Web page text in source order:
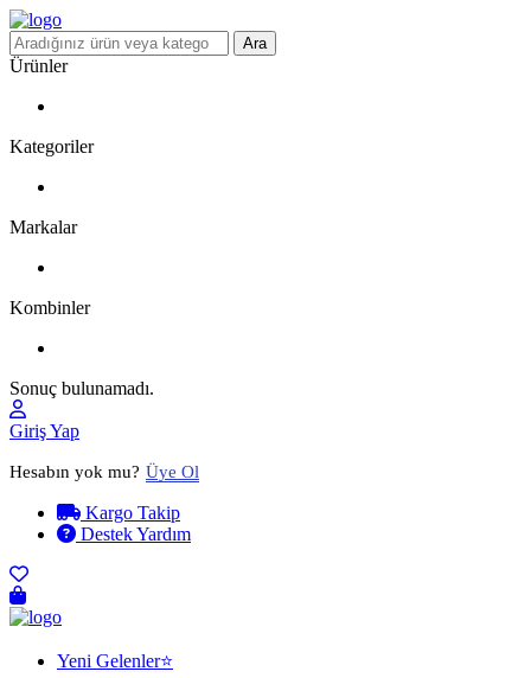
Ara
Ürünler
Kategoriler
Markalar
Kombinler
Sonuç bulunamadı.
Giriş Yap
Hesabın yok mu? Üye Ol
Kargo Takip
Destek Yardım
Yeni Gelenler⭐